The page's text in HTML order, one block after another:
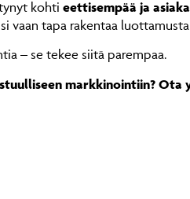
kohti eettisempää ja
vaan tapa rakentaa luottamusta
– se tekee siitä parempaa.
markkinointiin? Ota